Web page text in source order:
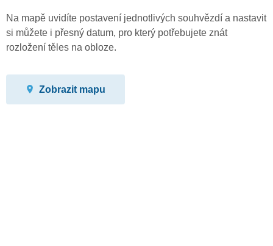
Na mapě uvidíte postavení jednotlivých souhvězdí a nastavit
si můžete i přesný datum, pro který potřebujete znát
rozložení těles na obloze.
Zobrazit mapu